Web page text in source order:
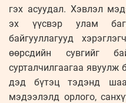
гэх асуудал. Хэвлэл
эх үүсвэр улам
байгууллагууд
өөрсдийн сувгийг
сурталчилгаагаа
дэд бүтэц тэдэнд
мэдээлэлд орлого,